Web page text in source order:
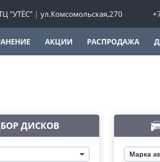
"УТЁС" ул.Комсомольская,270
АКЦИИ РАСПРОДАЖА
ДИСКОВ
Марка